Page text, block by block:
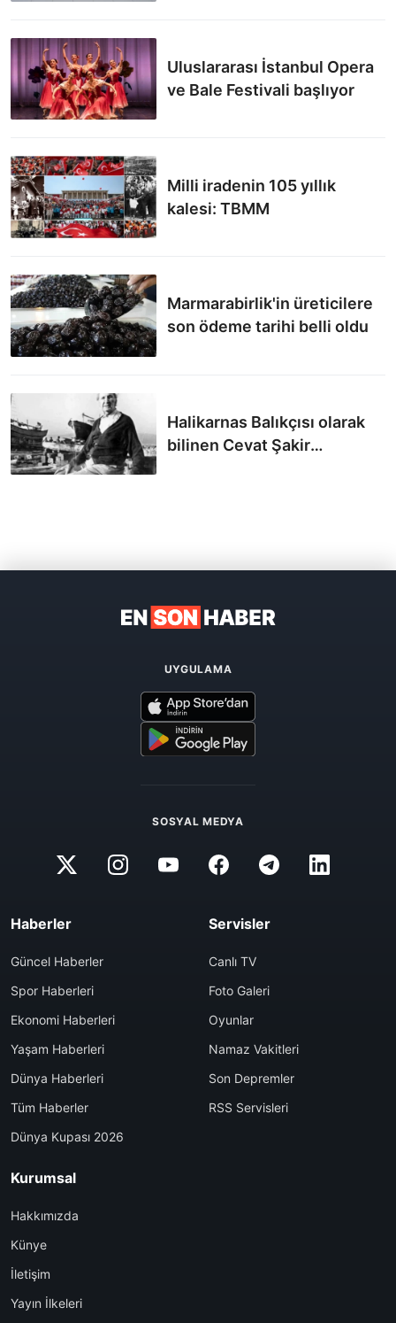
Uluslararası İstanbul Opera
ve Bale Festivali başlıyor
Milli iradenin 105 yıllık
kalesi: TBMM
Marmarabirlik'in üreticilere
son ödeme tarihi belli oldu
Halikarnas Balıkçısı olarak
bilinen Cevat Şakir
UYGULAMA
SOSYAL MEDYA
Haberler
Güncel Haberler
Spor Haberleri
Ekonomi Haberleri
Yaşam Haberleri
Dünya Haberleri
Tüm Haberler
Dünya Kupası 2026
Servisler
Canlı TV
Foto Galeri
Oyunlar
Namaz Vakitleri
Son Depremler
RSS Servisleri
Kurumsal
Hakkımızda
Künye
İletişim
Yayın İlkeleri